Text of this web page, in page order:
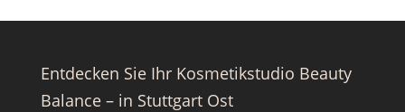
Entdecken Sie Ihr Kosmetikstudio Beauty
Balance – in Stuttgart Ost